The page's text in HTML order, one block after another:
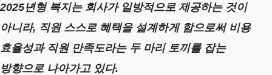
2025년형 복지는 회사가 일방적으로 제공하는 것이
아니라, 직원 스스로 혜택을 설계하게 함으로써 비용
효율성과 직원 만족도라는 두 마리 토끼를 잡는
방향으로 나아가고 있다.